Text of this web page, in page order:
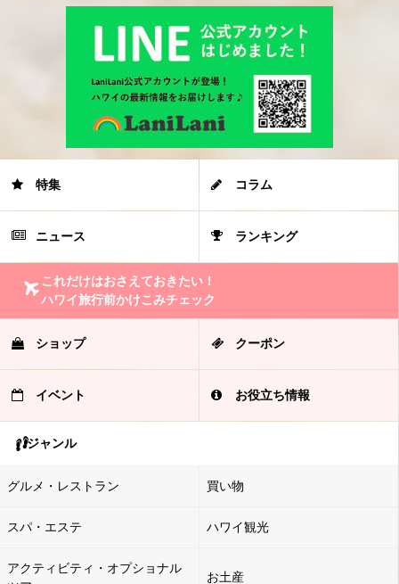
特集 コラム
ニュース ランキング
これだけはおさえておきたい！
ハワイ旅行前かけこみチェック
ショップ クーポン
イベント お役立ち情報
ジャンル
グルメ・レストラン 買い物
スパ・エステ ハワイ観光
アクティビティ・オプショナル
お土産